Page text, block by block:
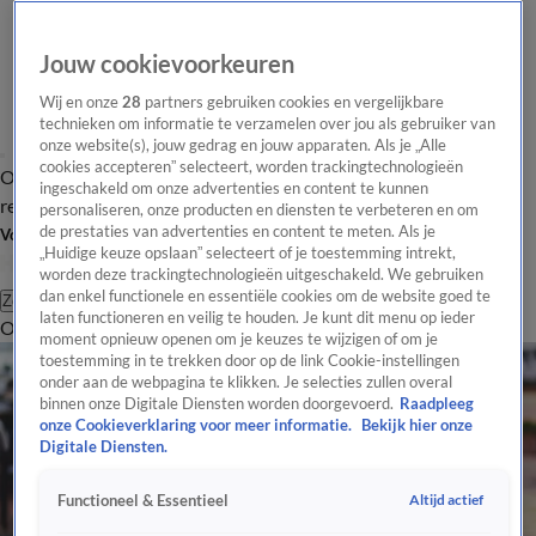
Overzicht Laatste nieuws Regionieuws Het beste van Hart
Tip de
redactie
Volg Hart van Nederland
Zoeken
OverzichtRegioUitzendingenWeerTip de redactiePanelVideo's
Jouw cookievoorkeuren
Wij en onze28 partners gebruiken cookies en vergelijkbare
technieken om informatie te verzamelen over jou als gebruiker van
onze website(s), jouw gedrag en jouw apparaten. Als je „Alle
cookies accepteren” selecteert, worden trackingtechnologieën
ingeschakeld om onze advertenties en content te kunnen
personaliseren, onze producten en diensten te verbeteren en om
de prestaties van advertenties en content te meten. Als je
„Huidige keuze opslaan” selecteert of je toestemming intrekt,
worden deze trackingtechnologieën uitgeschakeld. We gebruiken
dan enkel functionele en essentiële cookies om de website goed te
laten functioneren en veilig te houden. Je kunt dit menu op ieder
moment opnieuw openen om je keuzes te wijzigen of om je
toestemming in te trekken door op de link Cookie-instellingen
onder aan de webpagina te klikken. Je selecties zullen overal
binnen onze Digitale Diensten worden doorgevoerd. Raadpleeg
onze Cookieverklaring voor meer informatie.
Bekijk hier onze
Digitale Diensten.
Functioneel & Essentieel Altijd actief